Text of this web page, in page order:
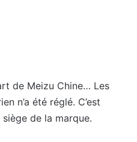
de Meizu Chine… Les
n’a été réglé. C’est
de la marque.